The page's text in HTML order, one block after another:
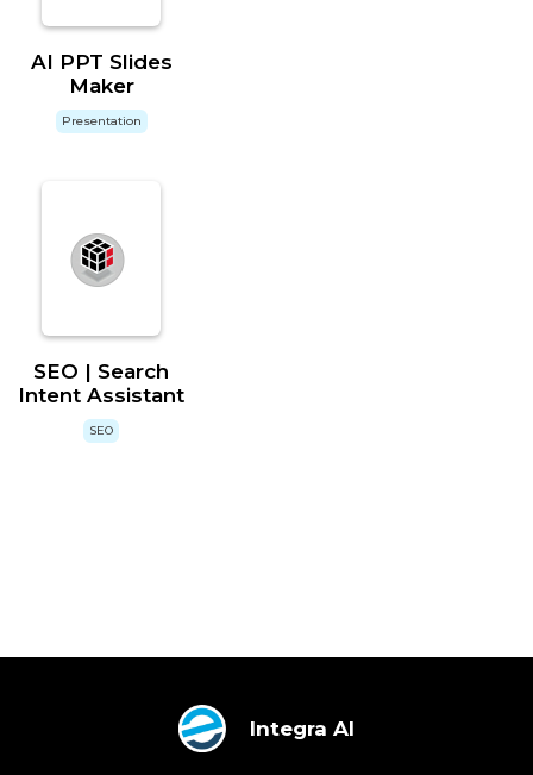
AI PPT Slides
Maker
Presentation
SEO | Search
Intent Assistant
SEO
Integra AI